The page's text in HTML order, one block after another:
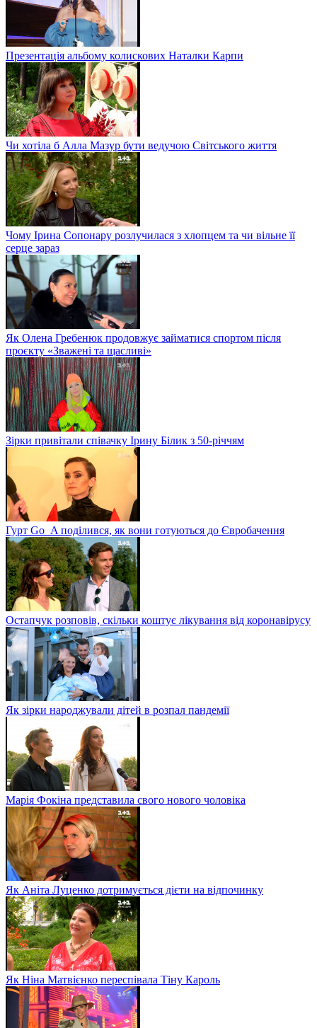
Презентація альбому колискових Наталки Карпи
Чи хотіла б Алла Мазур бути ведучою Світського життя
Чому Ірина Сопонару розлучилася з хлопцем та чи вільне її
серце зараз
Як Олена Гребенюк продовжує займатися спортом після
проєкту «Зважені та щасливі»
Зірки привітали співачку Ірину Білик з 50-річчям
Гурт Go_A поділився, як вони готуються до Євробачення
Остапчук розповів, скільки коштує лікування від коронавірусу
Як зірки народжували дітей в розпал пандемії
Марія Фокіна представила свого нового чоловіка
Як Аніта Луценко дотримується дієти на відпочинку
Як Ніна Матвієнко переспівала Тіну Кароль